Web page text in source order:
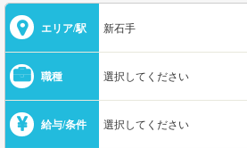
エリア/駅 新石手
職種 選択してください
給与/条件 選択してください